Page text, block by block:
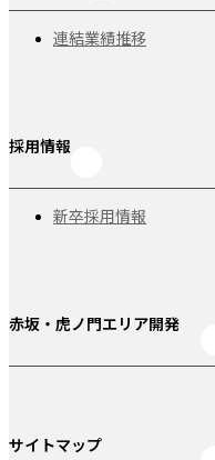
連結業績推移
採用情報
新卒採用情報
赤坂・虎ノ門 エリア開発
サイトマップ